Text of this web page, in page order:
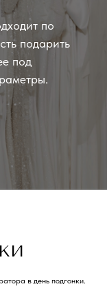
по
подарить
под
в день подгонки.